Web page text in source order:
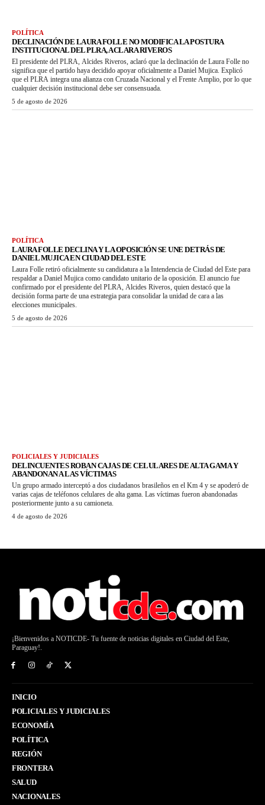
POLÍTICA
DECLINACIÓN DE LAURA FOLLE NO MODIFICA LA POSTURA
INSTITUCIONAL DEL PLRA, ACLARA RIVEROS
El presidente del PLRA, Alcides Riveros, aclaró que la declinación de Laura Folle no
significa que el partido haya decidido apoyar oficialmente a Daniel Mujica. Explicó
que el PLRA integra una alianza con Cruzada Nacional y el Frente Amplio, por lo que
cualquier decisión institucional debe ser consensuada.
5 de agosto de 2026
POLÍTICA
LAURA FOLLE DECLINA Y LA OPOSICIÓN SE UNE DETRÁS DE
DANIEL MUJICA EN CIUDAD DEL ESTE
Laura Folle retiró oficialmente su candidatura a la Intendencia de Ciudad del Este para
respaldar a Daniel Mujica como candidato unitario de la oposición. El anuncio fue
confirmado por el presidente del PLRA, Alcides Riveros, quien destacó que la
decisión forma parte de una estrategia para consolidar la unidad de cara a las
elecciones municipales.
5 de agosto de 2026
POLICIALES Y JUDICIALES
DELINCUENTES ROBAN CAJAS DE CELULARES DE ALTA GAMA Y
ABANDONAN A LAS VÍCTIMAS
Un grupo armado interceptó a dos ciudadanos brasileños en el Km 4 y se apoderó de
varias cajas de teléfonos celulares de alta gama. Las víctimas fueron abandonadas
posteriormente junto a su camioneta.
4 de agosto de 2026
¡Bienvenidos a NOTICDE- Tu fuente de noticias digitales en Ciudad del Este,
Paraguay!.
INICIO
POLICIALES Y JUDICIALES
ECONOMÍA
POLÍTICA
REGIÓN
FRONTERA
SALUD
NACIONALES